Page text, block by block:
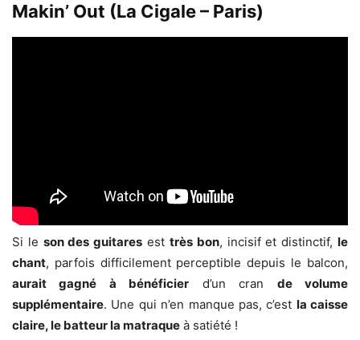
Makin’ Out (La Cigale – Paris)
Si le son des guitares est très bon, incisif et distinctif,le
chant, parfois difficilement perceptible depuis le balcon,
aurait gagné à bénéficier d’un cran de volume
supplémentaire. Une qui n’en manque pas, c’est la caisse
claire, le batteur la matraque à satiété !